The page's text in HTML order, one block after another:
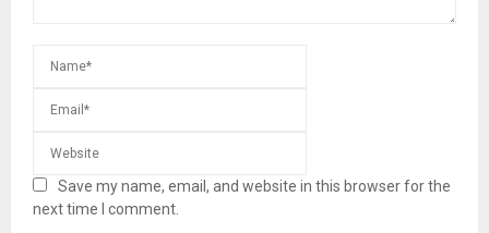
Save my name, email, and website in this browser for the
next time I comment.